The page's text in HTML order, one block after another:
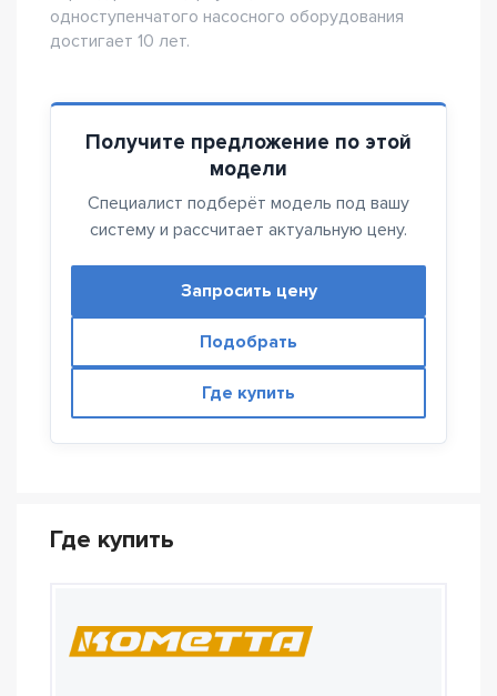
одноступенчатого насосного оборудования
достигает 10 лет.
Получите предложение по этой
модели
Специалист подберёт модель под вашу
систему и рассчитает актуальную цену.
Запросить цену
Подобрать
Где купить
Где купить